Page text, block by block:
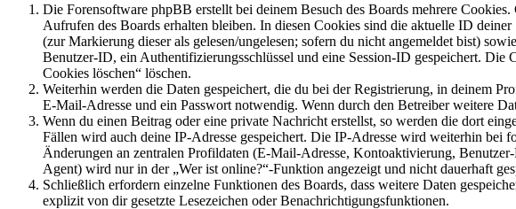
Die Forensoftware phpBB erstellt bei deinem Besuch des Boards mehrere
Aufrufen des Boards erhalten bleiben. In diesen Cookies sind die aktuelle ID
(zur Markierung dieser als gelesen/ungelesen; sofern du nicht angemeldet bist)
Benutzer-ID, ein Authentifizierungsschlüssel und eine Session-ID gespeichert.
Cookies löschen“ löschen.
Weiterhin werden die Daten gespeichert, die du bei der Registrierung, in deinem
E-Mail-Adresse und ein Passwort notwendig. Wenn durch den Betreiber weitere
Wenn du einen Beitrag oder eine private Nachricht erstellst, so werden die dort
Fällen wird auch deine IP-Adresse gespeichert. Die IP-Adresse wird weiterhin bei
Änderungen an zentralen Profildaten (E-Mail-Adresse, Kontoaktivierung,
Agent) wird nur in der „Wer ist online?“-Funktion angezeigt und nicht dauerhaft
Schließlich erfordern einzelne Funktionen des Boards, dass weitere Daten
explizit von dir gesetzte Lesezeichen oder Benachrichtigungsfunktionen.